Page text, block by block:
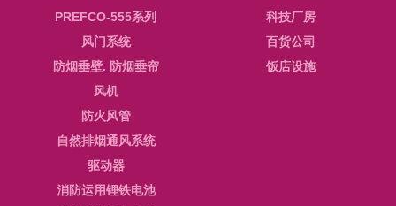
PREFCO-555系列
风门系统
防烟垂壁. 防烟垂帘
风机
防火风管
自然排烟通风系统
驱动器
消防运用锂铁电池
科技厂房
百货公司
饭店设施